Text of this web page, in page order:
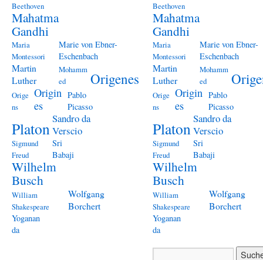
Beethoven
Mahatma
Gandhi
Maria
Montessori
Marie von Ebner-
Eschenbach
Martin
Luther
Mohamm
ed
Origenes
Orige
ns
Origin
es
Pablo
Picasso
Platon
Sandro da
Verscio
Sigmund
Freud
Sri
Babaji
Wilhelm
Busch
William
Shakespeare
Wolfgang
Borchert
Yoganan
da
Beethoven
Mahatma
Gandhi
Maria
Montessori
Marie von Ebner-
Eschenbach
Martin
Luther
Mohamm
ed
Orige
ns
Origin
es
Pablo
Picasso
Platon
Sandro da
Verscio
Sigmund
Freud
Sri
Babaji
Wilhelm
Busch
William
Shakespeare
Wolfgang
Borchert
Yoganan
da